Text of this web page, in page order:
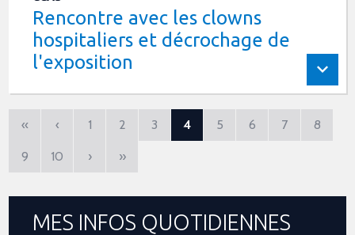
Rencontre avec les clowns
hospitaliers et décrochage de
l'exposition
« ‹ 1 2 3 4 5 6 7 8
9 10 › »
MES INFOS QUOTIDIENNES